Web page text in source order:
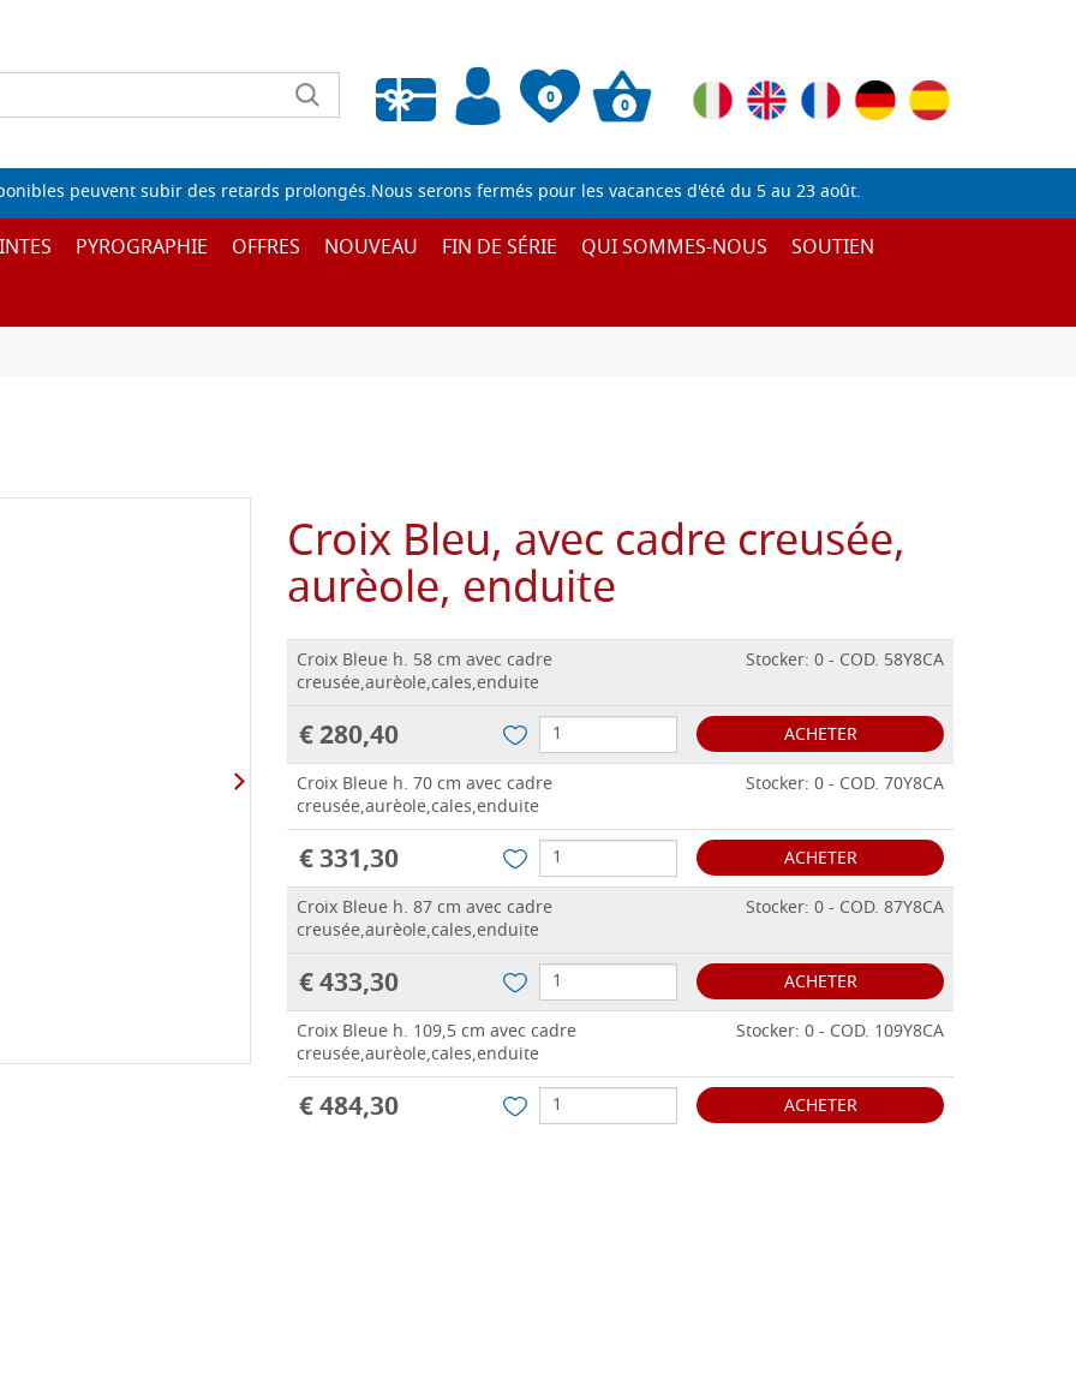
0
Liste de souhaits vide
0
peuvent subir des retards prolongés.Nous serons fermés pour les vacances d'été du 5 au 23 août.
PYROGRAPHIE OFFRES NOUVEAU FIN DE SÉRIE QUI SOMMES-NOUS SOUTIEN
Croix Bleu, avec cadre creusée,
aurèole, enduite
Croix Bleue h. 58 cm avec cadre
creusée,aurèole,cales,enduite
Stocker: 0 - COD. 58Y8CA
€ 280,40
ACHETER
Croix Bleue h. 70 cm avec cadre
creusée,aurèole,cales,enduite
Stocker: 0 - COD. 70Y8CA
€ 331,30
ACHETER
Croix Bleue h. 87 cm avec cadre
creusée,aurèole,cales,enduite
Stocker: 0 - COD. 87Y8CA
€ 433,30
ACHETER
Croix Bleue h. 109,5 cm avec cadre
creusée,aurèole,cales,enduite
Stocker: 0 - COD. 109Y8CA
€ 484,30 ACHETER